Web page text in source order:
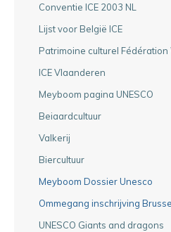
Conventie ICE 2003 NL
Lijst voor België ICE
Patrimoine culturel
ICE Vlaanderen
Meyboom pagina UNESCO
Beiaardcultuur
Valkerij
Biercultuur
Meyboom Dossier Unesco
Ommegang inschrijving
UNESCO Giants and dragons